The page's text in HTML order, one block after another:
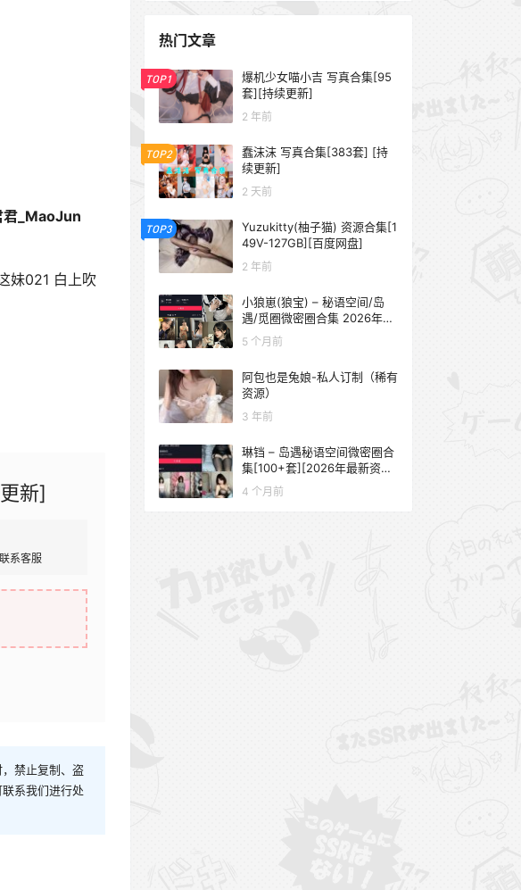
_MaoJun
妹021 白上吹
新]
系客服
禁止复制、盗
系我们进行处
热门文章
TOP1
爆机少女喵小吉 写真合集[95
套][持续更新]
2 年前
TOP2
蠢沫沫 写真合集[383套] [持
续更新]
2 天前
TOP3
Yuzukitty(柚子猫) 资源合集[1
49V-127GB][百度网盘]
2 年前
小狼崽(狼宝) – 秘语空间/岛
遇/觅圈微密圈合集 2026年抖
音资源更新中
5 个月前
阿包也是兔娘-私人订制（稀有
资源）
3 年前
琳铛 – 岛遇秘语空间微密圈合
集[100+套][2026年最新资源
更新中]
4 个月前